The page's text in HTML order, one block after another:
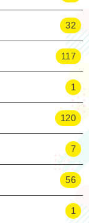
32
117
1
120
7
56
1